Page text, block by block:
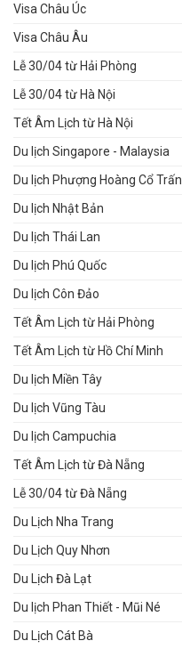
Visa Châu Úc
Visa Châu Âu
Lễ 30/04 từ Hải Phòng
Lễ 30/04 từ Hà Nội
Tết Âm Lịch từ Hà Nội
Du lịch Singapore - Malaysia
Du lịch Phượng Hoàng Cổ Trấn
Du lịch Nhật Bản
Du lịch Thái Lan
Du lịch Phú Quốc
Du lịch Côn Đảo
Tết Âm Lịch từ Hải Phòng
Tết Âm Lịch từ Hồ Chí Minh
Du lịch Miền Tây
Du lịch Vũng Tàu
Du lịch Campuchia
Tết Âm Lịch từ Đà Nẵng
Lễ 30/04 từ Đà Nẵng
Du Lịch Nha Trang
Du Lịch Quy Nhơn
Du Lịch Đà Lạt
Du lịch Phan Thiết - Mũi Né
Du Lịch Cát Bà